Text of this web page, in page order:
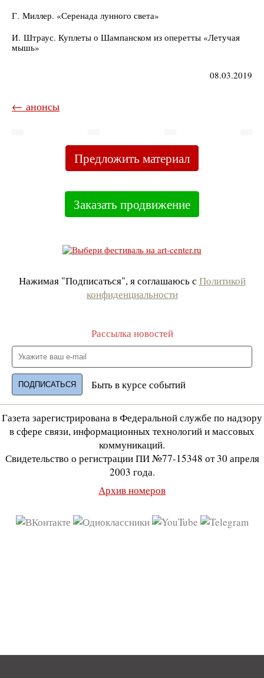
Г. Миллер. «Серенада лунного света»
И. Штраус. Куплеты о Шампанском из оперетты «Летучая
мышь»
08.03.2019
← анонсы
Предложить материал
Заказать продвижение
Нажимая "Подписаться", я соглашаюсь с Политикой
конфиденциальности
Рассылка новостей
Быть в курсе событий
Газета зарегистрирована в Федеральной службе по надзору
в сфере связи, информационных технологий и массовых
коммуникаций.
Свидетельство о регистрации ПИ №77-15348 от 30 апреля
2003 года.
Архив номеров